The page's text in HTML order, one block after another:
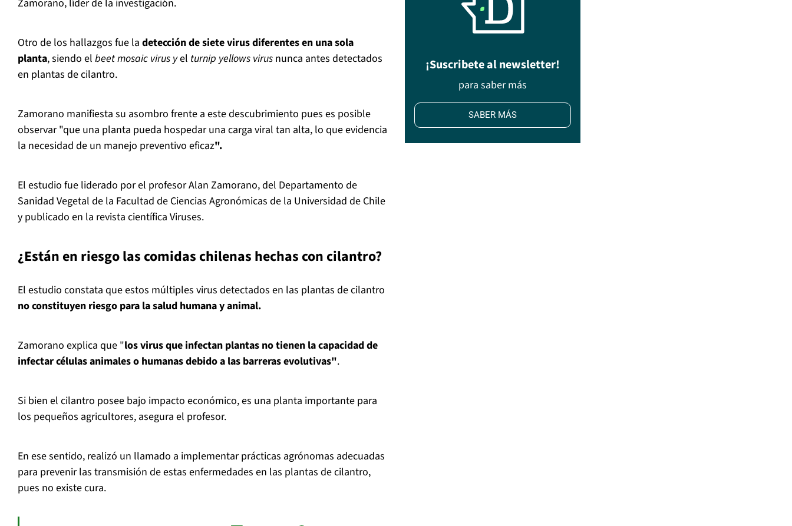
Zamorano, líder de la investigación.
Otro de los hallazgos fue la detección de siete virus diferentes en una sola
planta, siendo el beet mosaic virus yel turnip yellows virus nunca antes detectados
en plantas de cilantro.
Zamorano manifiesta su asombro frente a este descubrimiento pues es posible
observar "que una planta pueda hospedar una carga viral tan alta, lo que evidencia
la necesidad de un manejo preventivo eficaz".
El estudio fue liderado por el profesor Alan Zamorano, del Departamento de
Sanidad Vegetal de la Facultad de Ciencias Agronómicas de la Universidad de Chile
y publicado en la revista científica Viruses.
¿Están en riesgo las comidas chilenas hechas con cilantro?
El estudio constata que estos múltiples virus detectados en las plantas de cilantro
no constituyen riesgo para la salud humana y animal.
Zamorano explica que "los virus que infectan plantas no tienen la capacidad de
infectar células animales o humanas debido a las barreras evolutivas".
Si bien el cilantro posee bajo impacto económico, es una planta importante para
los pequeños agricultores, asegura el profesor.
En ese sentido, realizó un llamado a implementar prácticas agrónomas adecuadas
para prevenir las transmisión de estas enfermedades en las plantas de cilantro,
pues no existe cura.
¡Suscribete al newsletter!
para saber más
SABER MÁS